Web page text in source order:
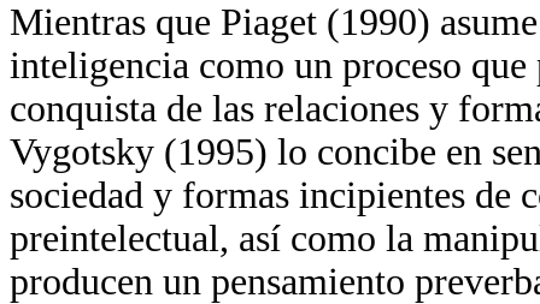
Mientras que Piaget (1990)
inteligencia como un proceso
conquista de las relaciones y
Vygotsky (1995) lo concibe en
sociedad y formas incipientes de
preintelectual, así como la
producen un pensamiento